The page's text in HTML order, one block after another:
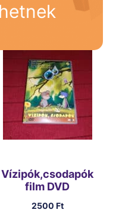
Vízipók,csodapók
film DVD
2500 Ft